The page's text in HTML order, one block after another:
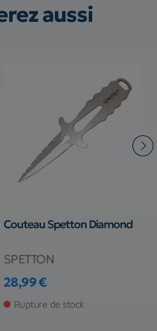
aussi
Couteau Spetton Diamond
SPETTON
Prix
28,99 €
Rupture de stock